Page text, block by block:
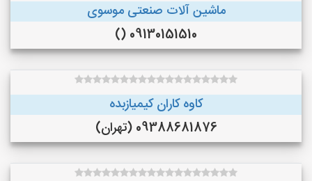
ماشین آلات صنعتی موسوی
09130151510 ()
کاوه کاران کیمیازبده
09388681876 (تهران)